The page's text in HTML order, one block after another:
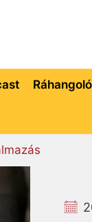
Ráhangoló